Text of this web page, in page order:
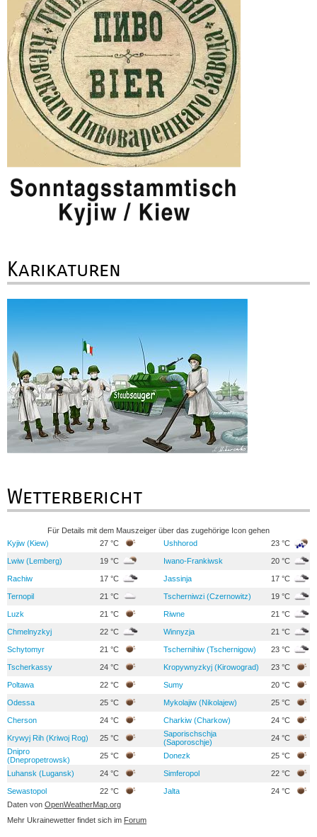
Karikaturen
Wetterbericht
Für Details mit dem Mauszeiger über das zugehörige Icon gehen
Kyjiw (Kiew)
27 °C Ushhorod 23 °C
Lwiw (Lemberg) 19 °C Iwano-Frankiwsk 20 °C
Rachiw 17 °C Jassinja 17 °C
Ternopil 21 °C Tscherniwzi (Czernowitz) 19 °C
Luzk 21 °C Riwne 21 °C
Chmelnyzkyj 22 °C Winnyzja 21 °C
Schytomyr 21 °C Tschernihiw (Tschernigow) 23 °C
Tscherkassy 24 °C Kropywnyzkyj (Kirowograd) 23 °C
Poltawa 22 °C Sumy 20 °C
Odessa 25 °C Mykolajiw (Nikolajew) 25 °C
Cherson 24 °C Charkiw (Charkow) 24 °C
Krywyj Rih (Kriwoj Rog) 25 °C
Saporischschja
(Saporoschje)
24 °C
Dnipro
(Dnepropetrowsk)
25 °C Donezk 25 °C
Luhansk (Lugansk) 24 °C Simferopol 22 °C
Sewastopol 22 °C Jalta
24 °C
Daten von OpenWeatherMap.org
Mehr Ukrainewetter findet sich im Forum